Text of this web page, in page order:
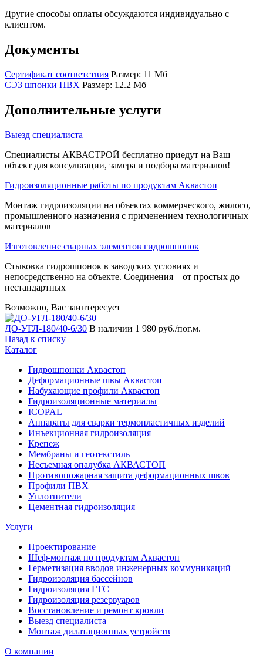
Другие способы оплаты обсуждаются индивидуально с
клиентом.
Документы
Сертификат соответствия Размер: 11 Мб
СЭЗ шпонки ПВХ Размер: 12.2 Мб
Дополнительные услуги
Выезд специалиста
Специалисты АКВАСТРОЙ бесплатно приедут на Ваш
объект для консультации, замера и подбора материалов!
Гидроизоляционные работы по продуктам Аквастоп
Монтаж гидроизоляции на объектах коммерческого, жилого,
промышленного назначения с применением технологичных
материалов
Изготовление сварных элементов гидрошпонок
Стыковка гидрошпонок в заводских условиях и
непосредственно на объекте. Соединения – от простых до
нестандартных
Возможно, Вас заинтересует
ДО-УГЛ-180/40-6/30 В наличии 1 980 руб./пог.м.
Назад к списку
Каталог
Гидрошпонки Аквастоп
Деформационные швы Аквастоп
Набухающие профили Аквастоп
Гидроизоляционные материалы
ICOPAL
Аппараты для сварки термопластичных изделий
Инъекционная гидроизоляция
Крепеж
Мембраны и геотекстиль
Несъемная опалубка АКВАСТОП
Противопожарная защита деформационных швов
Профили ПВХ
Уплотнители
Цементная гидроизоляция
Услуги
Проектирование
Шеф-монтаж по продуктам Аквастоп
Герметизация вводов инженерных коммуникаций
Гидроизоляция бассейнов
Гидроизоляция ГТС
Гидроизоляция резервуаров
Восстановление и ремонт кровли
Выезд специалиста
Монтаж дилатационных устройств
О компании